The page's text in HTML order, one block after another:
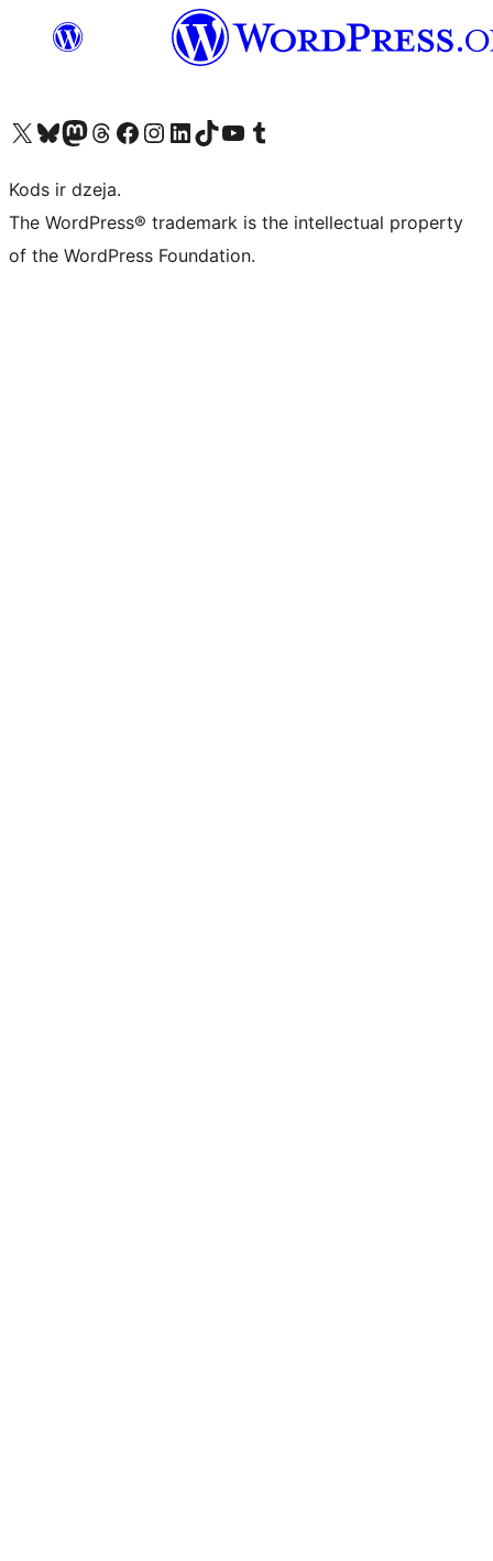
Apmeklējiet mūsu X (agrāk Twitter) kontu
Apmeklējiet mūsu Bluesky kontu
Apmeklējiet mūsu Mastodon kontu
Apmeklējiet mūsu Threads kontu
Apmeklējiet mūsu Facebook lapuApmeklējiet mūsu Instagram kontu
Apmeklējiet mūsu LinkedIn kontu
Apmeklējiet mūsu TikTok kontu
Apmeklējiet mūsu YouTube kanālu
Apmeklējiet mūsu Tumblr kontu
Kods ir dzeja.
The WordPress® trademark is the intellectual property
of the WordPress Foundation.